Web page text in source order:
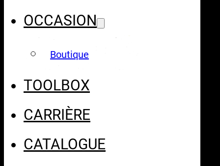
OCCASION
Boutique
TOOLBOX
CARRIÈRE
CATALOGUE